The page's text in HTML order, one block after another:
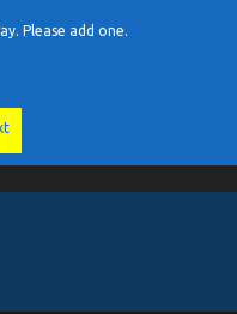
Please add one.